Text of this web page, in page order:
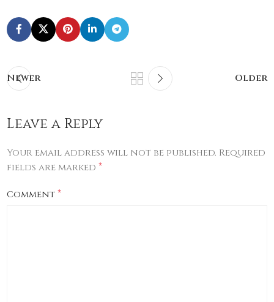
Newer Older
Leave a Reply
Your email address will not be published. Required
fields are marked*
Comment*